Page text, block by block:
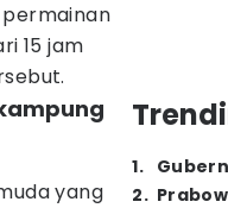
15 jam
yang
1.
2.